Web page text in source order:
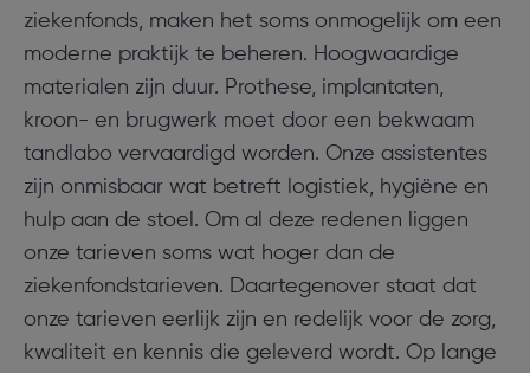
ziekenfonds, maken het soms onmogelijk om een
moderne praktijk te beheren. Hoogwaardige
materialen zijn duur. Prothese, implantaten,
kroon- en brugwerk moet door een bekwaam
tandlabo vervaardigd worden. Onze assistentes
zijn onmisbaar wat betreft logistiek, hygiëne en
hulp aan de stoel. Om al deze redenen liggen
onze tarieven soms wat hoger dan de
ziekenfondstarieven. Daartegenover staat dat
onze tarieven eerlijk zijn en redelijk voor de zorg,
kwaliteit en kennis die geleverd wordt. Op lange